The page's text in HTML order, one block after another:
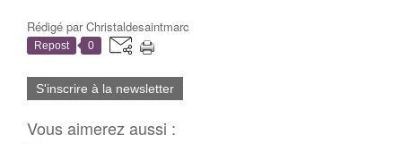
Rédigé parChristaldesaintmarc
Repost 0
S'inscrire à la newsletter
Vous aimerez aussi :